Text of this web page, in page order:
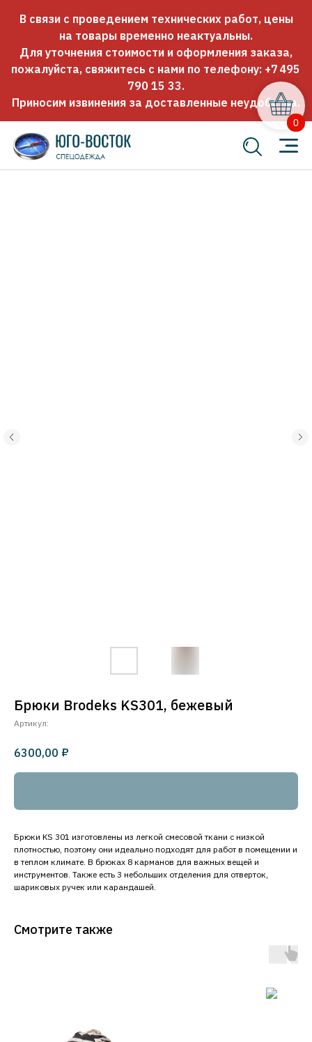
В связи с проведением технических работ, цены
на товары временно неактуальны.
Для уточнения стоимости и оформления заказа,
пожалуйста, свяжитесь с нами по телефону: +7 495
790 15 33.
Приносим извинения за доставленные неудобства.
Брюки Brodeks KS301, бежевый
Артикул:
6300,00 ₽
Брюки KS 301 изготовлены из легкой смесовой ткани с низкой
плотностью, поэтому они идеально подходят для работ в помещении и
в теплом климате. В брюках 8 карманов для важных вещей и
инструментов. Также есть 3 небольших отделения для отверток,
шариковых ручек или карандашей.
Смотрите также
0